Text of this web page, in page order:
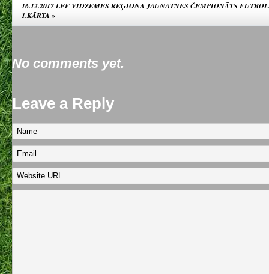
16.12.2017 LFF VIDZEMES REĢIONA JAUNATNES ČEMPIONĀTS
1.KĀRTA »
No comments yet.
Leave a Reply